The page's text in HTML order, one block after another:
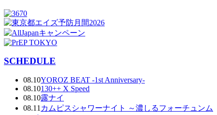
SCHEDULE
08.10YOROZ BEAT -1st Anniversary-
08.10130++ X Speed
08.10露ナイ
08.11 カムピスシャワーナイト ～濃しるフォーチュンム